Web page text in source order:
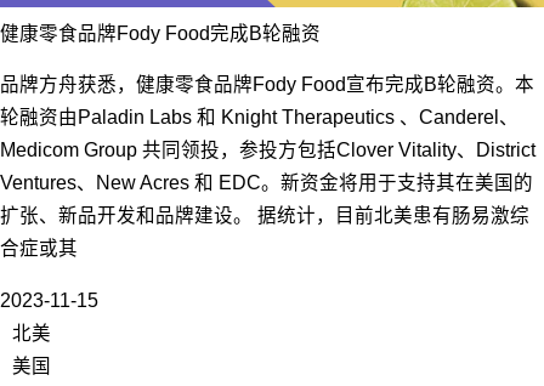
健康零食品牌Fody Food完成B轮融资
品牌方舟获悉，健康零食品牌Fody Food宣布完成B轮融资。本
轮融资由Paladin Labs 和 Knight Therapeutics 、Canderel、
Medicom Group 共同领投，参投方包括Clover Vitality、District
Ventures、New Acres 和 EDC。新资金将用于支持其在美国的
扩张、新品开发和品牌建设。 据统计，目前北美患有肠易激综
合症或其
2023-11-15
北美
美国